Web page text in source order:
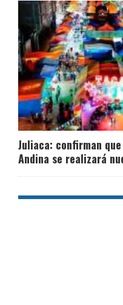
Juliaca: confirman
Andina se realizará